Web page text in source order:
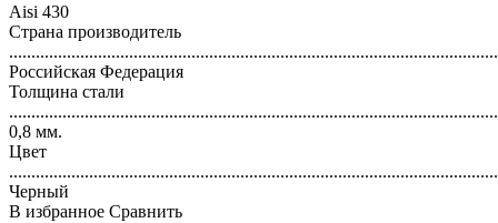
Aisi 430
Страна производитель
Российская Федерация
Толщина стали
0,8 мм.
Цвет
Черный
В избранное Сравнить